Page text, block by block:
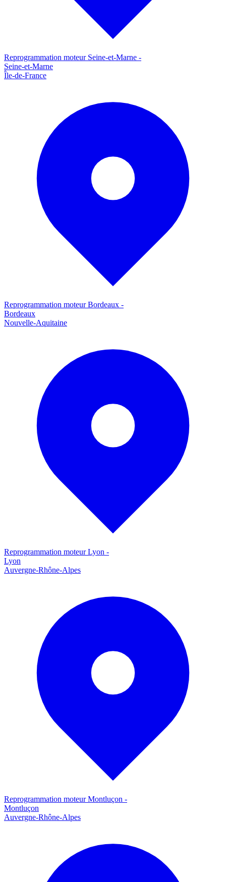
Reprogrammation moteur Seine-et-Marne -
Seine-et-Marne
Île-de-France
Reprogrammation moteurBordeaux -
Bordeaux
Nouvelle-Aquitaine
Reprogrammation moteurLyon -
Lyon
Auvergne-Rhône-Alpes
Reprogrammation moteurMontluçon -
Montluçon
Auvergne-Rhône-Alpes